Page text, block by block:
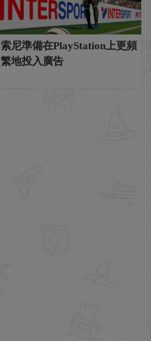
索尼準備在PlayStation上更頻
繁地投入廣告